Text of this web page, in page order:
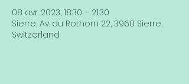
08 avr. 2023, 18:30 – 21:30
Sierre, Av. du Rothorn 22, 3960 Sierre,
Switzerland